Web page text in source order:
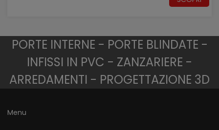
PORTE INTERNE - PORTE BLINDATE -
INFISSI IN PVC - ZANZARIERE -
ARREDAMENTI - PROGETTAZIONE 3D
Menu